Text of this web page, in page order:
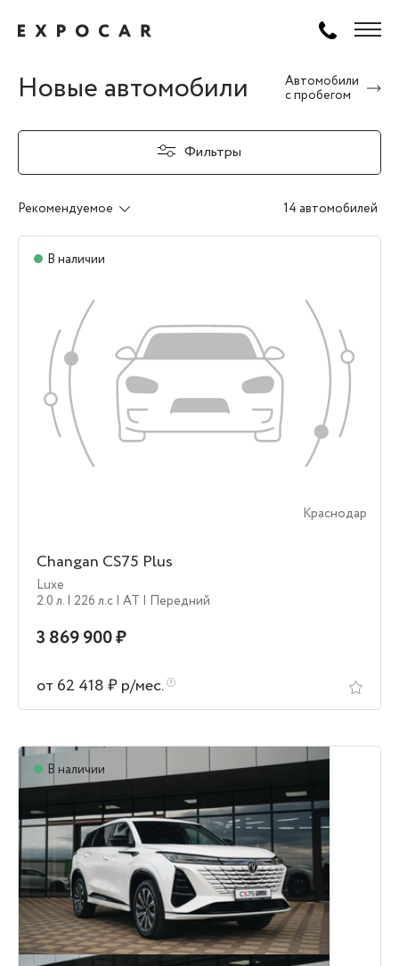
Новые автомобили
Автомобили
с пробегом
Фильтры
Рекомендуемое 14 автомобилей
В наличии
Краснодар
Changan CS75 Plus
Luxe
2.0 л. | 226 л.c | AT | Передний
3 869 900 ₽
от 62 418 ₽ р/мес.
В наличии